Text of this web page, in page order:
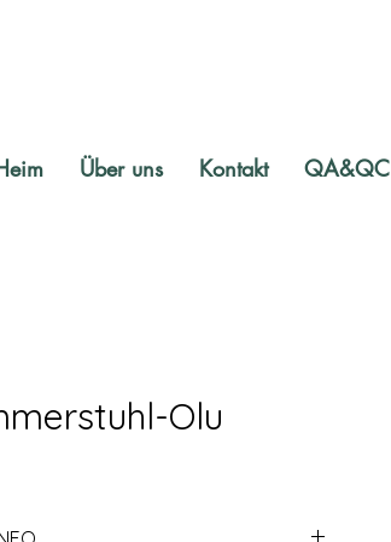
Über uns Kontakt QA&QC
Olu